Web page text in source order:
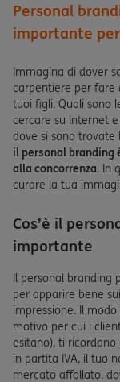
Personal
importante per
Immagina di dover
carpentiere per fare
tuoi figli. Quali sono
cercare su Internet
dove si sono trovate
il personal branding
alla concorrenza. In
curare la tua
Cos’è il
importante
Il personal branding
per apparire bene
impressione. Il
motivo per cui i
esitano), ti
in partita IVA, il tuo
mercato affollato,